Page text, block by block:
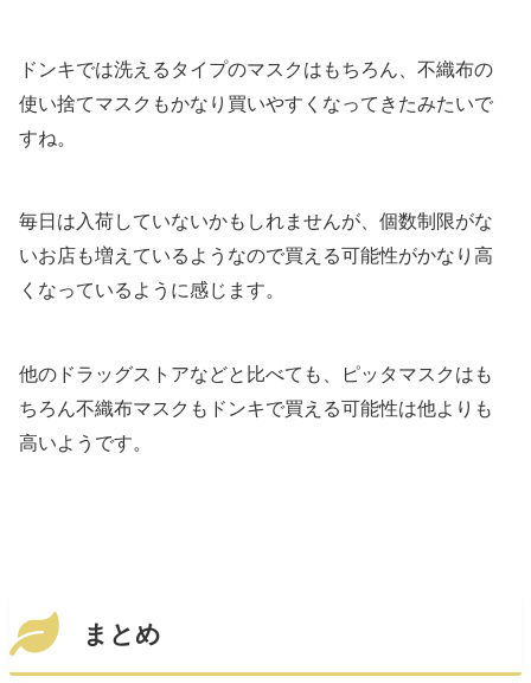
ドンキでは洗えるタイプのマスクはもちろん、不織布の
使い捨てマスクもかなり買いやすくなってきたみたいで
すね。
毎日は入荷していないかもしれませんが、個数制限がな
いお店も増えているようなので買える可能性がかなり高
くなっているように感じます。
他のドラッグストアなどと比べても、ピッタマスクはも
ちろん不織布マスクもドンキで買える可能性は他よりも
高いようです。
まとめ